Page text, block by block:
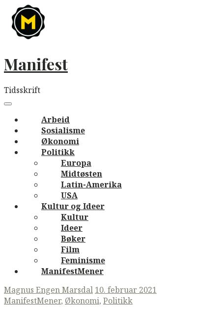
Skip
content
Manifest
Tidsskrift
navigation
Menu
Arbeid
Sosialisme
Økonomi
Politikk
Europa
Midtøsten
Latin-Amerika
USA
Kultur og Ideer
Kultur
Ideer
Bøker
Film
Feminisme
ManifestMener
Magnus Engen Marsdal 10. februar 2021
ManifestMener, Økonomi, Politikk